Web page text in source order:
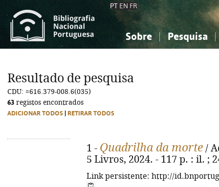
PT EN FR
Sobre Pesquisa
Ciências sociais...
Ciências sociais...
Resultado de pesquisa
CDU: =616.379-008.6(035)
63 registos encontrados
ADICIONAR TODOS RETIRAR TODOS
1 - Quadrilha da morte /
5 Livros, 2024. - 117 p. : il. ;
Link persistente: http://